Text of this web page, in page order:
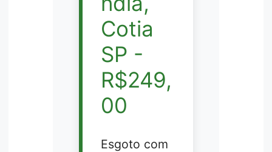
Cotia
SP -
R$249,
00
Esgoto com